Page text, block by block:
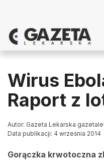
Wirus
Raport z
Autor: Gazeta Lekarska
Data publikacji: 4 września 2014
Gorączka krwotoczna